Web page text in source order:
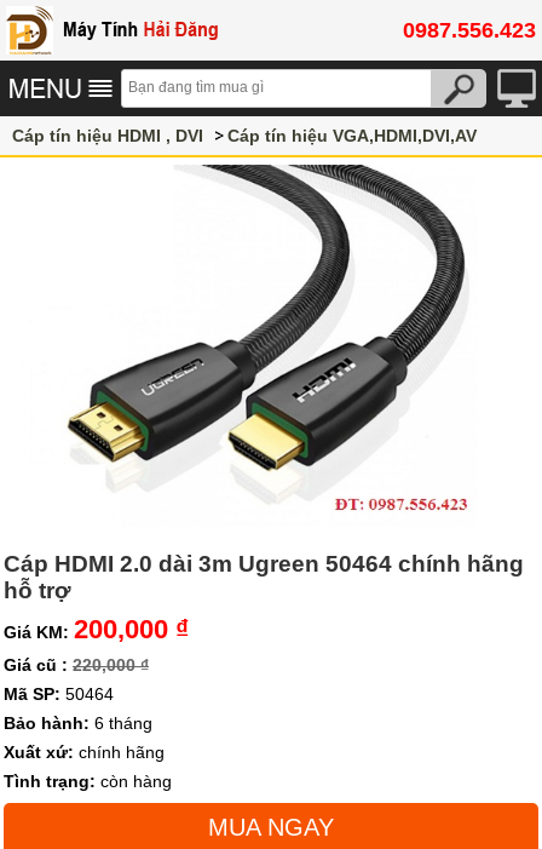
0987.556.423
Cáp tín hiệu HDMI , DVI
Cáp tín hiệu VGA,HDMI,DVI,AV
Cáp HDMI Ugreen chính hãng
Cáp HDMI 2.0 dài 3m Ugreen 50464 chính hãng
hỗ trợ
Giá KM: 200,000 ₫
Giá cũ : 220,000 ₫
Mã SP: 50464
Bảo hành: 6 tháng
Xuất xứ: chính hãng
Tình trạng: còn hàng
MUA NGAY